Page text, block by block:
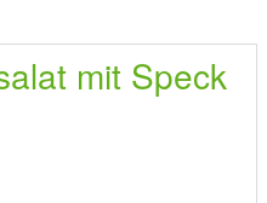
mit Speck